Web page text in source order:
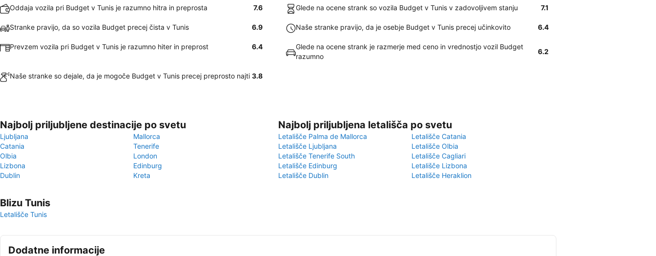
Oddaja vozila pri Budget v Tunis je razumno hitra in preprosta 7.6 Glede na ocene strank so vozila Budget v Tunis v zadovoljivem stanju 7.1
Stranke pravijo, da so vozila Budget precej čista v Tunis 6.9 Naše stranke pravijo, da je osebje Budget v Tunis precej učinkovito 6.4
Prevzem vozila pri Budget v Tunis je razumno hiter in preprost 6.4
Glede na ocene strank je razmerje med ceno in vrednostjo vozil Budget
razumno
6.2
Naše stranke so dejale, da je mogoče Budget v Tunis precej preprosto najti 3.8
Najbolj priljubljene destinacije po svetu
Ljubljana
Mallorca
Catania
Tenerife
Olbia
London
Lizbona
Edinburg
Dublin
Kreta
Najbolj priljubljena letališča po svetu
Letališče Palma de Mallorca
Letališče Catania
Letališče Ljubljana
Letališče Olbia
Letališče Tenerife South
Letališče Cagliari
Letališče Edinburg
Letališče Lizbona
Letališče Dublin
Letališče Heraklion
Blizu Tunis
Letališče Tunis
Dodatne informacije